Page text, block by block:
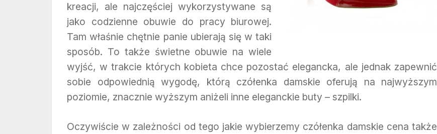
kreacji, ale najczęściej wykorzystywane są
jako codzienne obuwie do pracy biurowej.
Tam właśnie chętnie panie ubierają się w taki
sposób. To także świetne obuwie na wiele
wyjść, w trakcie których kobieta chce pozostać elegancka, ale jednak zapewnić
sobie odpowiednią wygodę, którą czółenka damskie oferują na najwyższym
poziomie, znacznie wyższym aniżeli inne eleganckie buty – szpilki.
Oczywiście w zależności od tego jakie wybierzemy czółenka damskie cena także